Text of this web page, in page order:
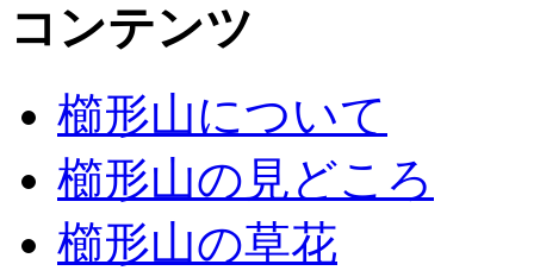
コンテンツ
櫛形山について
櫛形山の見どころ
櫛形山の草花